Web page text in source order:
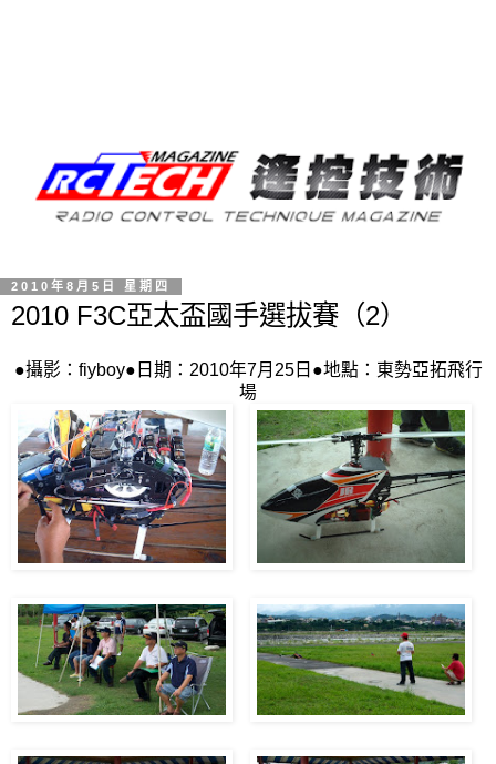
2010年8月5日 星期四
2010 F3C亞太盃國手選拔賽（2）
●攝影：fiyboy●日期：2010年7月25日●地點：東勢亞拓飛行
場